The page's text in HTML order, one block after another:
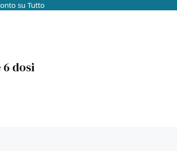
su Tutto
dosi